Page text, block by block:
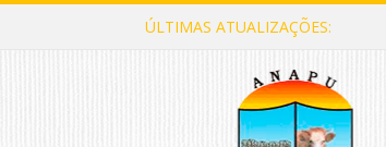
ÚLTIMAS ATUALIZAÇÕES: